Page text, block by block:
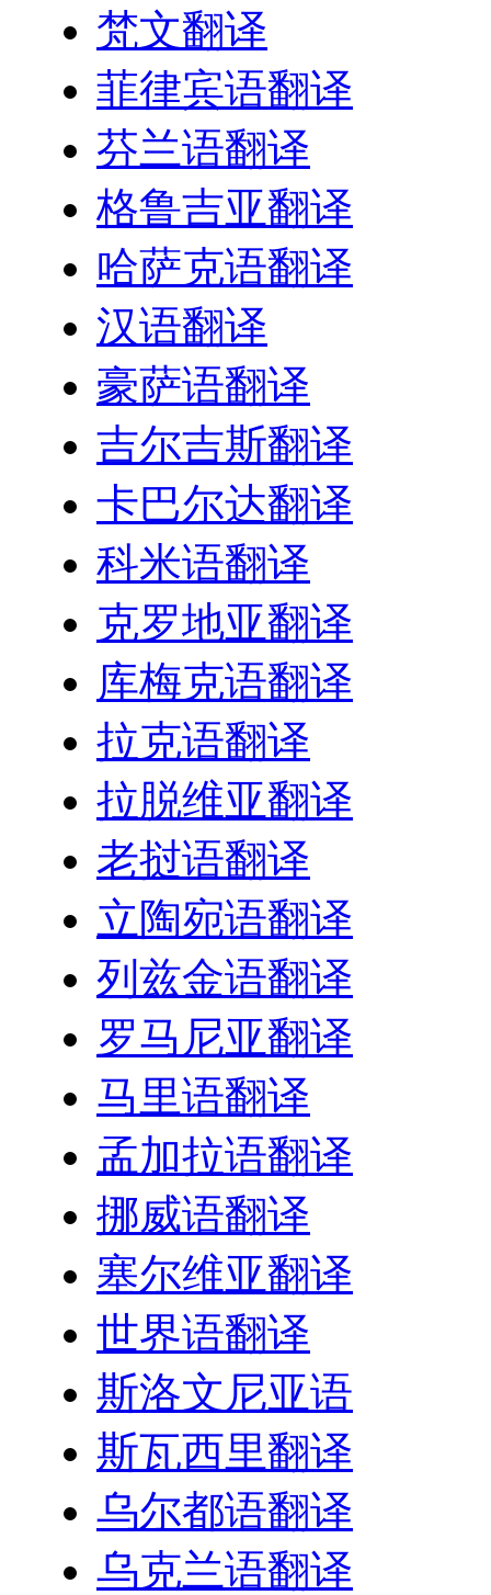
梵文翻译
菲律宾语翻译
芬兰语翻译
格鲁吉亚翻译
哈萨克语翻译
汉语翻译
豪萨语翻译
吉尔吉斯翻译
卡巴尔达翻译
科米语翻译
克罗地亚翻译
库梅克语翻译
拉克语翻译
拉脱维亚翻译
老挝语翻译
立陶宛语翻译
列兹金语翻译
罗马尼亚翻译
马里语翻译
孟加拉语翻译
挪威语翻译
塞尔维亚翻译
世界语翻译
斯洛文尼亚语
斯瓦西里翻译
乌尔都语翻译
乌克兰语翻译